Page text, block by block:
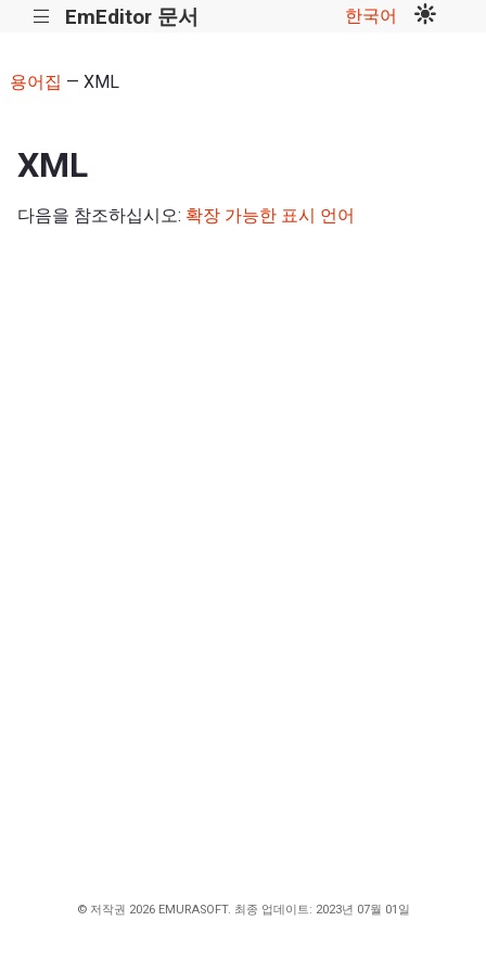
||| EmEditor 문서 한국어
용어집 — XML
XML
다음을 참조하십시오: 확장 가능한 표시 언어
© 저작권 2026 EMURASOFT. 최종 업데이트: 2023년 07월 01일